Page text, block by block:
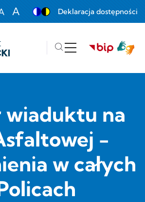
size to 100%
A
Deklaracja dostępności
wiaduktu na
-
w całych